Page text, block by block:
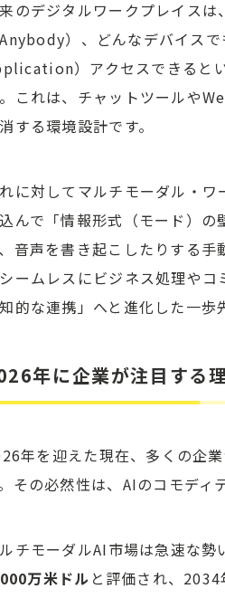
のデジタルワークプレイス
Anybody）、どんなデバイス
）アクセスできると
これは、チャットツールや
する環境設計です。
に対してマルチモーダル・
んで「情報形式（モード）
音声を書き起こしたりする
ームレスにビジネス処理や
知的な連携」へと進化した一歩
年に企業が注目する
年を迎えた現在、多くの企
その必然性は、AIのコモディ
チモーダルAI市場は急速な
万米ドル と評価され、2034